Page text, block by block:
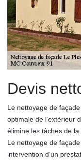
Devis
Le nettoyage de
optimale de l’extérieur
élimine les tâches de
Le nettoyage de
intervention d’un